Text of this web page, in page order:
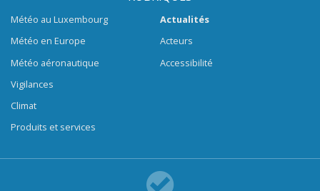
Météo au Luxembourg
Météo en Europe
Météo aéronautique
Vigilances
Climat
Produits et services
Actualités
Acteurs
Accessibilité